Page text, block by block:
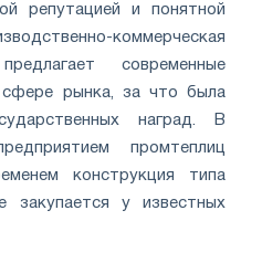
репутацией и понятной
коммерческая
современные
рынка, за что была
наград. В
промтеплиц
конструкция типа
закупается у известных